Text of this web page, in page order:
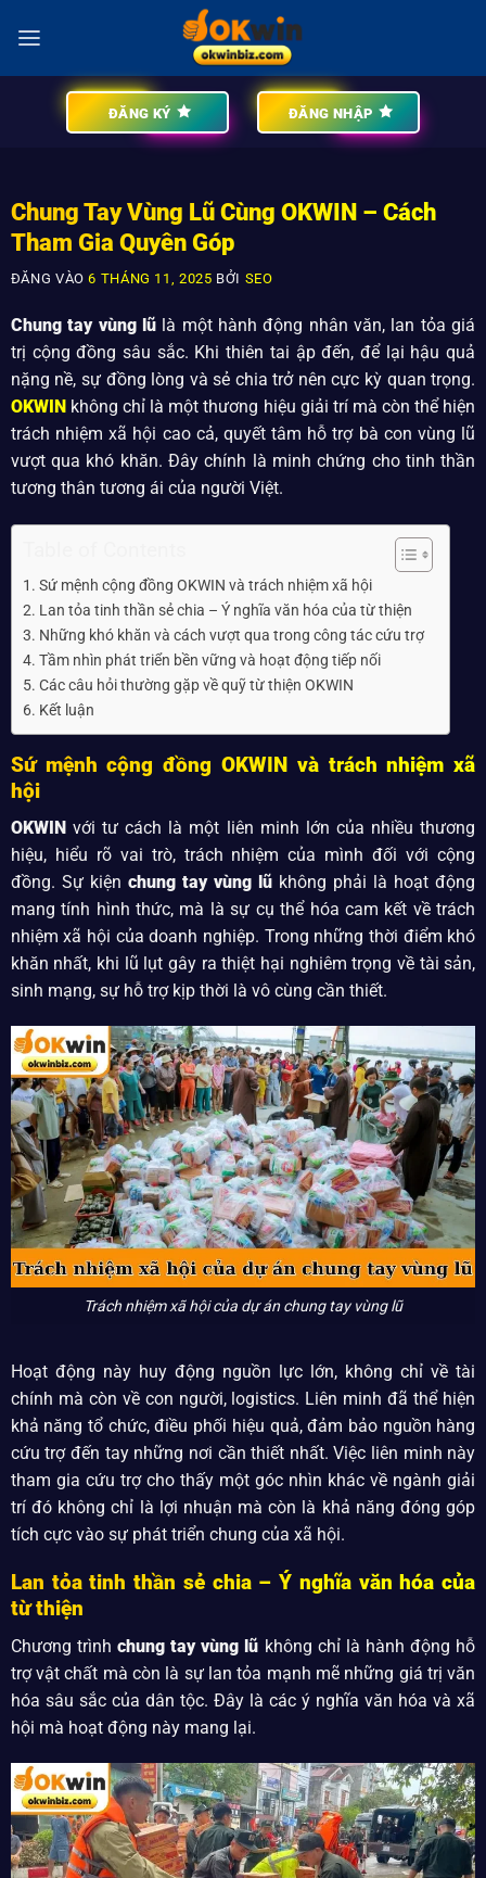
ĐĂNG KÝ ĐĂNG NHẬP
Chung Tay Vùng Lũ Cùng OKWIN – Cách
Tham Gia Quyên Góp
ĐĂNG VÀO6 THÁNG 11, 2025 BỞI SEO
Chung tay vùng lũ là một hành động nhân văn, lan tỏa giá
trị cộng đồng sâu sắc. Khi thiên tai ập đến, để lại hậu quả
nặng nề, sự đồng lòng và sẻ chia trở nên cực kỳ quan trọng.
OKWIN không chỉ là một thương hiệu giải trí mà còn thể hiện
trách nhiệm xã hội cao cả, quyết tâm hỗ trợ bà con vùng lũ
vượt qua khó khăn. Đây chính là minh chứng cho tinh thần
tương thân tương ái của người Việt.
Sứ mệnh cộng đồng OKWIN và trách nhiệm xã hội
Lan tỏa tinh thần sẻ chia – Ý nghĩa văn hóa của từ thiện
Những khó khăn và cách vượt qua trong công tác cứu trợ
Tầm nhìn phát triển bền vững và hoạt động tiếp nối
Các câu hỏi thường gặp về quỹ từ thiện OKWIN
Kết luận
Sứ mệnh cộng đồng OKWIN và trách nhiệm xã
hội
OKWINvới tư cách là một liên minh lớn của nhiều thương
hiệu, hiểu rõ vai trò, trách nhiệm của mình đối với cộng
đồng. Sự kiện chung tay vùng lũ không phải là hoạt động
mang tính hình thức, mà là sự cụ thể hóa cam kết về trách
nhiệm xã hội của doanh nghiệp. Trong những thời điểm khó
khăn nhất, khi lũ lụt gây ra thiệt hại nghiêm trọng về tài sản,
sinh mạng, sự hỗ trợ kịp thời là vô cùng cần thiết.
Trách nhiệm xã hội của dự án chung tay vùng lũ
Hoạt động này huy động nguồn lực lớn, không chỉ về tài
chính mà còn về con người, logistics. Liên minh đã thể hiện
khả năng tổ chức, điều phối hiệu quả, đảm bảo nguồn hàng
cứu trợ đến tay những nơi cần thiết nhất. Việc liên minh này
tham gia cứu trợ cho thấy một góc nhìn khác về ngành giải
trí đó không chỉ là lợi nhuận mà còn là khả năng đóng góp
tích cực vào sự phát triển chung của xã hội.
Lan tỏa tinh thần sẻ chia – Ý nghĩa văn hóa của
từ thiện
Chương trìnhchung tay vùng lũ không chỉ là hành động hỗ
trợ vật chất mà còn là sự lan tỏa mạnh mẽ những giá trị văn
hóa sâu sắc của dân tộc. Đây là các ý nghĩa văn hóa và xã
hội mà hoạt động này mang lại.